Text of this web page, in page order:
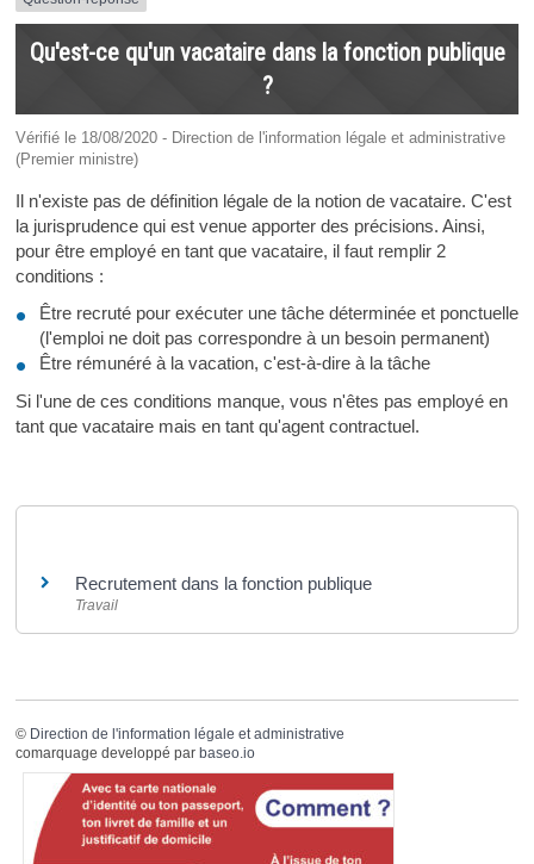
Qu'est-ce qu'un vacataire dans la fonction publique
?
Vérifié le 18/08/2020 - Direction de l'information légale et administrative
(Premier ministre)
Il n'existe pas de définition légale de la notion de vacataire. C'est
la jurisprudence qui est venue apporter des précisions. Ainsi,
pour être employé en tant que vacataire, il faut remplir 2
conditions :
Être recruté pour exécuter une tâche déterminée et ponctuelle
(l'emploi ne doit pas correspondre à un besoin permanent)
Être rémunéré à la vacation, c'est-à-dire à la tâche
Si l'une de ces conditions manque, vous n'êtes pas employé en
tant que vacataire mais en tant qu'agent contractuel.
Recrutement dans la fonction publique
Travail
© Direction de l'information légale et administrative
comarquage developpé par baseo.io